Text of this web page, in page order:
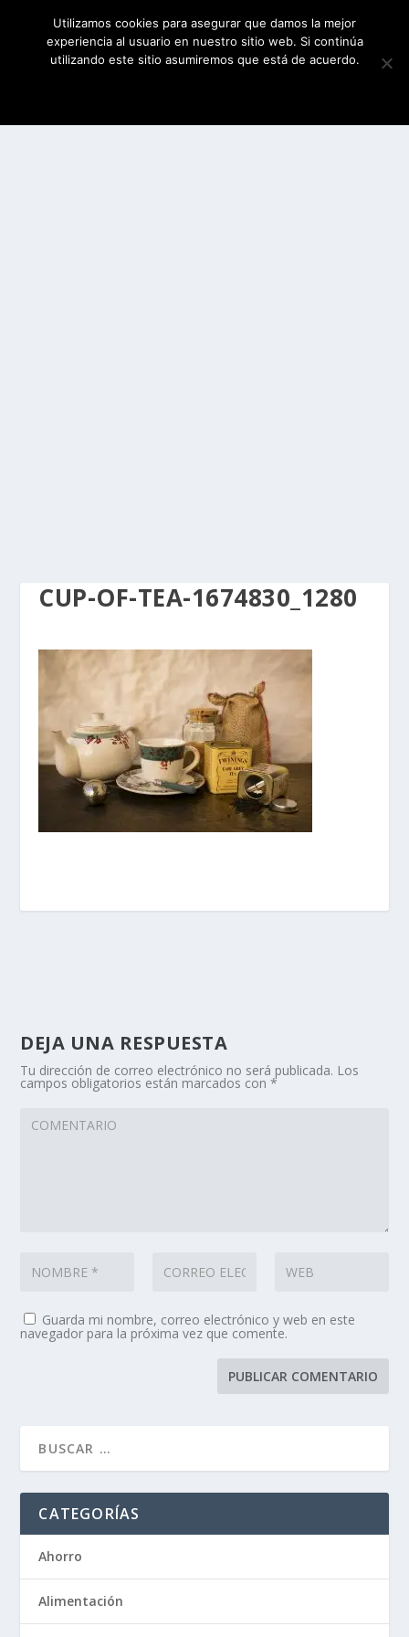
CUP-OF-TEA-1674830_1280
DEJA UNA RESPUESTA
Tu dirección de correo electrónico no será publicada. Los
campos obligatorios están marcados con*
Guarda mi nombre, correo electrónico y web en este
navegador para la próxima vez que comente.
CATEGORÍAS
Ahorro
Alimentación
Utilizamos cookies para asegurar que damos la mejor
experiencia al usuario en nuestro sitio web. Si continúa
utilizando este sitio asumiremos que está de acuerdo.